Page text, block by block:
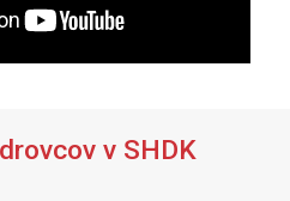
v SHDK